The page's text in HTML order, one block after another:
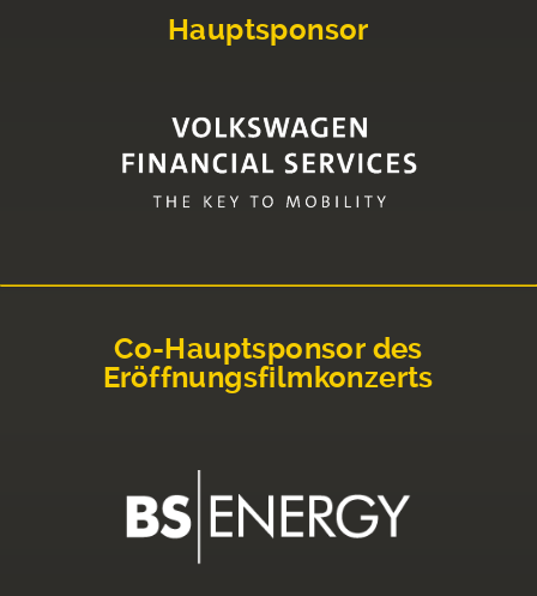
Hauptsponsor
Co-Hauptsponsor des
Eröffnungsfilmkonzerts